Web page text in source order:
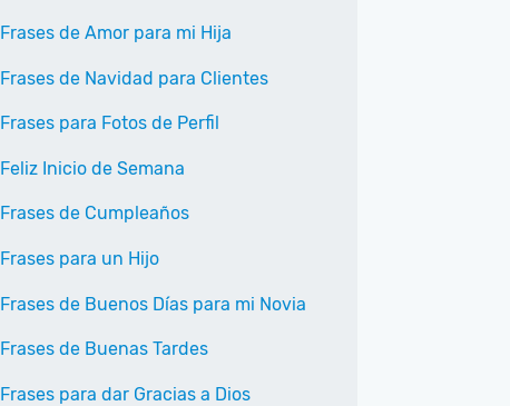
Frases de Amor para mi Hija
Frases de Navidad para Clientes
Frases para Fotos de Perfil
Feliz Inicio de Semana
Frases de Cumpleaños
Frases para un Hijo
Frases de Buenos Días para mi Novia
Frases de Buenas Tardes
Frases para dar Gracias a Dios